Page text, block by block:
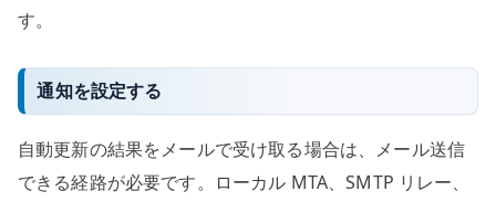
す。
通知を設定する
自動更新の結果をメールで受け取る場合は、メール送信
できる経路が必要です。ローカル MTA、SMTP リレー、